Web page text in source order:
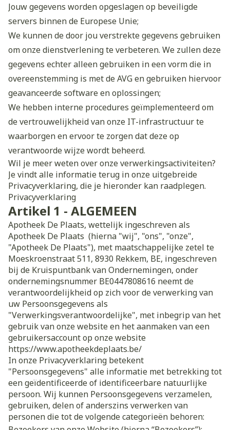
Jouw gegevens worden opgeslagen op beveiligde
servers binnen de Europese Unie;
We kunnen de door jou verstrekte gegevens gebruiken
om onze dienstverlening te verbeteren. We zullen deze
gegevens echter alleen gebruiken in een vorm die in
overeenstemming is met de AVG en gebruiken hiervoor
geavanceerde software en oplossingen;
We hebben interne procedures geïmplementeerd om
de vertrouwelijkheid van onze IT-infrastructuur te
waarborgen en ervoor te zorgen dat deze op
verantwoorde wijze wordt beheerd.
Wil je meer weten over onze verwerkingsactiviteiten?
Je vindt alle informatie terug in onze uitgebreide
Privacyverklaring, die je hieronder kan raadplegen.
Privacyverklaring
Artikel 1 - ALGEMEEN
Apotheek De Plaats, wettelijk ingeschreven als
Apotheek De Plaats (hierna "wij", "ons", "onze",
"Apotheek De Plaats"), met maatschappelijke zetel te
Moeskroenstraat 511, 8930 Rekkem, BE, ingeschreven
bij de Kruispuntbank van Ondernemingen, onder
ondernemingsnummer BE0447808616 neemt de
verantwoordelijkheid op zich voor de verwerking van
uw Persoonsgegevens als
"Verwerkingsverantwoordelijke", met inbegrip van het
gebruik van onze website en het aanmaken van een
gebruikersaccount op onze website
https://www.apotheekdeplaats.be/
In onze Privacyverklaring betekent
"Persoonsgegevens" alle informatie met betrekking tot
een geïdentificeerde of identificeerbare natuurlijke
persoon. Wij kunnen Persoonsgegevens verzamelen,
gebruiken, delen of anderszins verwerken van
personen die tot de volgende categorieën behoren: